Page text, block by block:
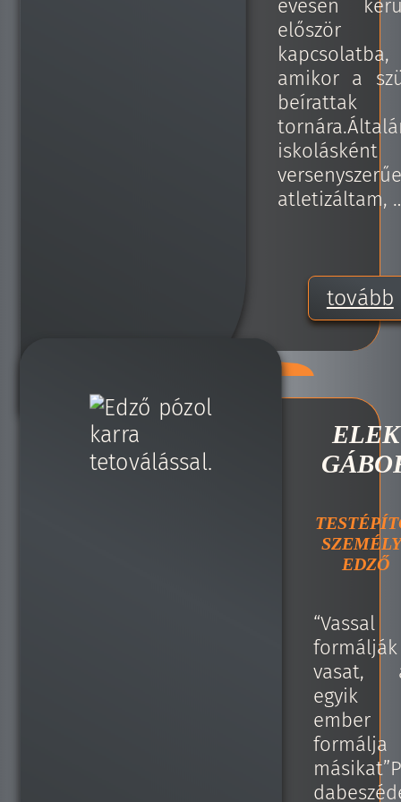
évesen
először
kapcsolatba,
amikor a
beírattak
iskolásként
atletizáltam,
tovább
ELEK
EDZŐ
“Vassal
vasat,
egyik
ember